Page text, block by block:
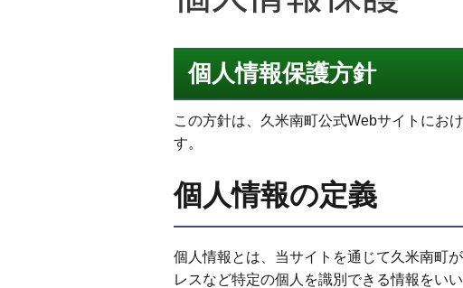
個人情報保護方針
この方針は、久米南町公式Webサイトにお
す。
個人情報の定義
個人情報とは、当サイトを通じて久米南町
レスなど特定の個人を識別できる情報をいい